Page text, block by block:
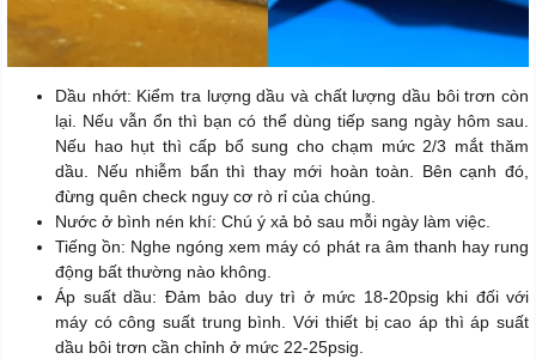
Dầu nhớt: Kiểm tra lượng dầu và chất lượng dầu bôi trơn còn
lại. Nếu vẫn ổn thì bạn có thể dùng tiếp sang ngày hôm sau.
Nếu hao hụt thì cấp bổ sung cho chạm mức 2/3 mắt thăm
dầu. Nếu nhiễm bẩn thì thay mới hoàn toàn. Bên cạnh đó,
đừng quên check nguy cơ rò rỉ của chúng.
Nước ở bình nén khí: Chú ý xả bỏ sau mỗi ngày làm việc.
Tiếng ồn: Nghe ngóng xem máy có phát ra âm thanh hay rung
động bất thường nào không.
Áp suất dầu: Đảm bảo duy trì ở mức 18-20psig khi đối với
máy có công suất trung bình. Với thiết bị cao áp thì áp suất
dầu bôi trơn cần chỉnh ở mức 22-25psig.